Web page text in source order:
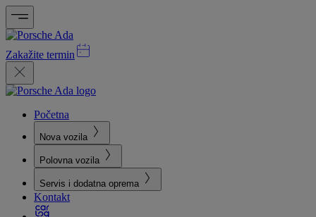
Zakažite termin
Početna
Nova vozila
Polovna vozila
Servis i dodatna oprema
Kontakt